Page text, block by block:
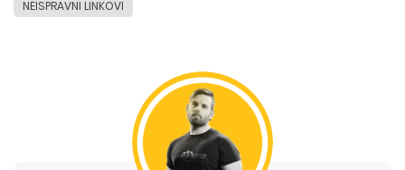
NEISPRAVNI LINKOVI